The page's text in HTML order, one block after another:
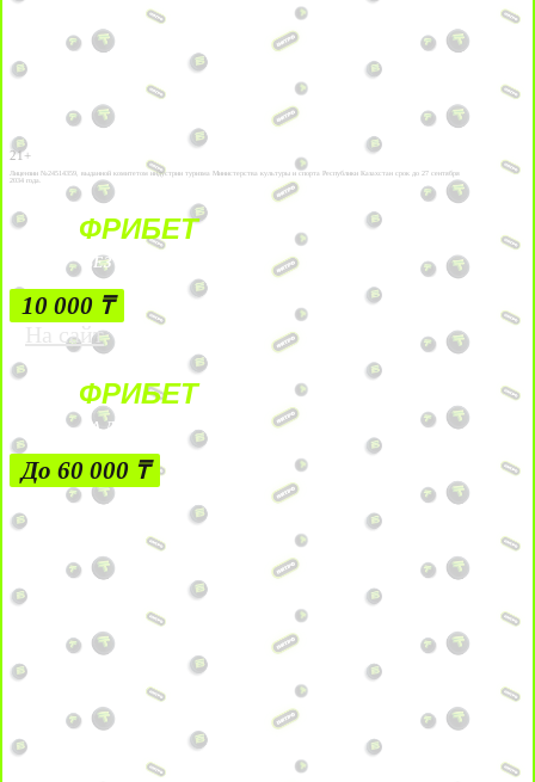
21+
Лицензии №24514359, выданной комитетом индустрии туризма Министерства культуры и спорта Республики Казахстан срок до 27 сентября
2034 года.
ФРИБЕТ
БЕЗ УСЛОВИЙ
10 000 ₸
На сайт
ФРИБЕТ
ЗА ДЕПОЗИТЫ
До 60 000 ₸